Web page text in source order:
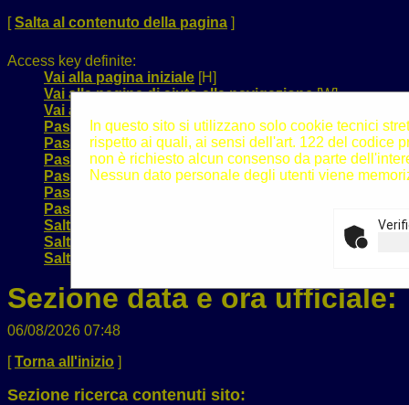
[Salta al contenuto della pagina ]
Access key definite:
Vai alla pagina iniziale [H]
Vai alla pagina di aiuto alla navigazione[W]
Vai alla mappa del sito
Passa al testo con caratteri di dimensione standard
Passa al testo con caratteri di dimensione grande[B]
Passa al testo con caratteri di dimensione molto
Passa alla visualizzazione grafica[G]
Passa alla visualizzazione solo testo
Passa alla visualizzazione in alto contrasto e solo
Salta alla ricerca di contenuti
Salta al menù
Salta al contenuto della pagina
Sezione data e ora ufficiale:
06/08/2026 07:48
[Torna all'inizio ]
Sezione ricerca contenuti sito:
In questo sito si utilizzano solo cookie tecnici
rispetto ai quali, ai sensi dell'art. 122 del codice
non è richiesto alcun consenso da parte
Nessun dato personale degli utenti viene